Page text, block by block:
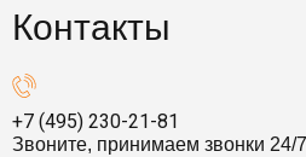
Контакты
+7 (495) 230-21-81
Звоните, принимаем звонки 24/7